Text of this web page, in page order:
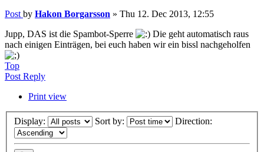
Post by Hakon Borgarsson » Thu 12. Dec 2013, 12:55
Jupp, DAS ist die Spambot-Sperre
Die geht automatisch raus
nach einigen Einträgen, bei euch haben wir ein bissl nachgeholfen
Top
Post Reply
Print view
Display: Sort by: Direction: